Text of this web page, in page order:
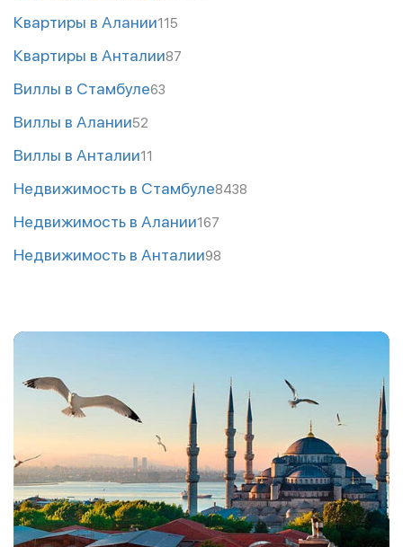
Квартиры в Алании115
Квартиры в Анталии87
Виллы в Стамбуле63
Виллы в Алании52
Виллы в Анталии11
Недвижимость в Стамбуле8438
Недвижимость в Алании167
Недвижимость в Анталии98